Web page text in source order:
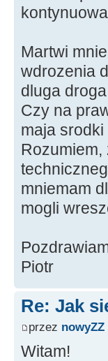
Martwi
wdrozenia
dluga
Czy na
maja
mniemam
mogli
Piotr
Re: Jak
przez nowyZZ
Witam!